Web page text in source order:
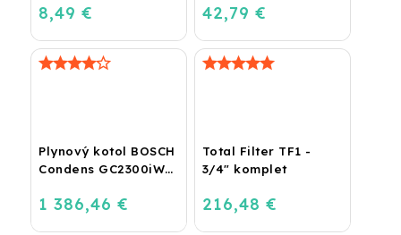
8,49 € 42,79 €
Plynový kotol BOSCH
Condens GC2300iW
kondenzačný
1 386,46 €
Total Filter TF1 -
3/4" komplet
216,48 €